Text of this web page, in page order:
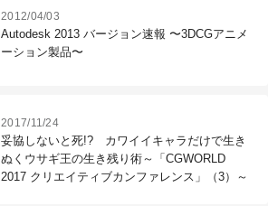
2012/04/03
Autodesk 2013 バージョン速報 〜3DCGアニメ
ーション製品〜
2017/11/24
妥協しないと死!? カワイイキャラだけで生き
ぬくウサギ王の生き残り術～「CGWORLD
2017 クリエイティブカンファレンス」（3）～